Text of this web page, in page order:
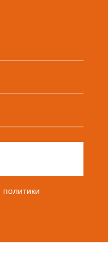
политики